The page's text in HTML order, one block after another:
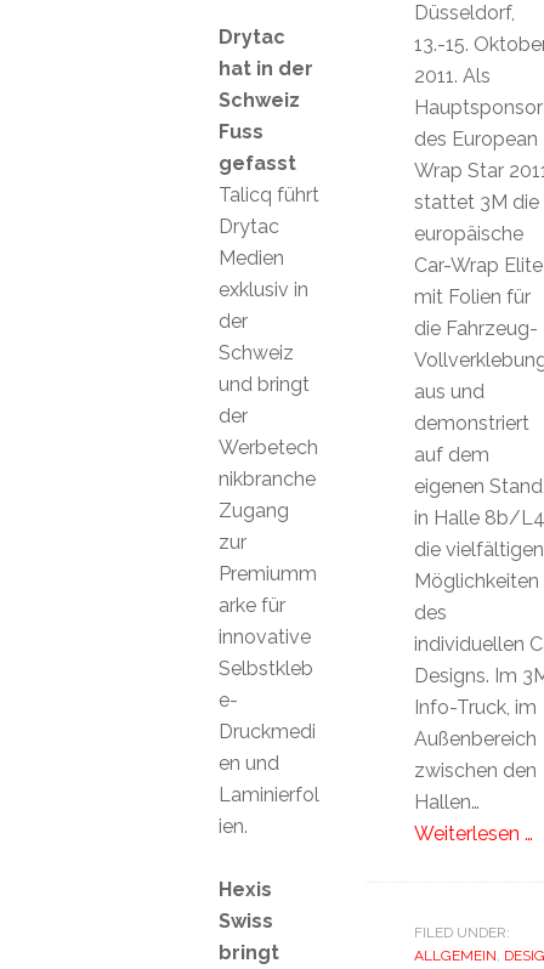
Düsseldorf,
13.-15.
2011. Als
Hauptsponsor
des European
Wrap Star
stattet 3M die
europäische
Car-Wrap Elite
mit Folien für
die Fahrzeug-
aus und
demonstriert
auf dem
eigenen Stand
in Halle 8b/
die vielfältigen
Möglichkeiten
des
individuellen
Designs. Im
Info-Truck, im
Außenbereich
zwischen den
Hallen…
Weiterlesen …
FILED UNDER:
ALLGEMEIN,
Drytac
hat in der
Schweiz
Fuss
gefasst
Talicq führt
Drytac
Medien
exklusiv in
der
Schweiz
und bringt
der
Werbetech
nikbranche
Zugang
zur
Premiumm
arke für
innovative
Selbstkleb
e-
Druckmedi
en und
Laminierfol
ien.
Hexis
Swiss
bringt